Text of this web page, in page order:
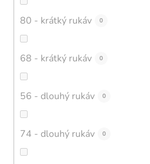
80 - krátký rukáv 0
68 - krátký rukáv 0
56 - dlouhý rukáv 0
74 - dlouhý rukáv 0